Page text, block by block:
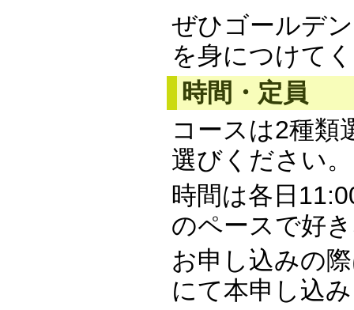
ぜひゴールデ
を身につけて
時間・定員
コースは2種類
選びください。
時間は各日
のペースで好
お申し込みの
にて本申し込